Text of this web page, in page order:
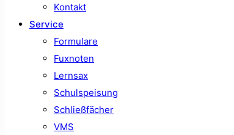
Kontakt
Service
Formulare
Fuxnoten
Lernsax
Schulspeisung
Schließfächer
VMS